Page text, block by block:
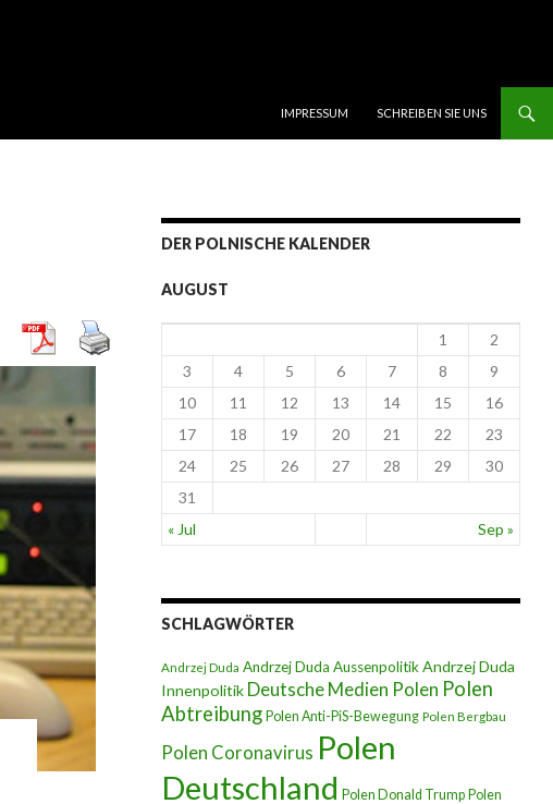
IMPRESSUM
SCHREIBEN SIE UNS
DER POLNISCHE KALENDER
AUGUST
« Jul Sep »
1
2
3
4 5 6 7 8
9
10
11 12 13 14 15
16
17
18 19 20 21 22
23
24
25 26 27 28 29
30
31
SCHLAGWÖRTER
Andrzej Duda Andrzej Duda Aussenpolitik Andrzej Duda
Innenpolitik Deutsche Medien Polen Polen
Abtreibung Polen Anti-PiS-Bewegung Polen Bergbau
Polen Coronavirus Polen
Deutschland Polen Donald Trump Polen